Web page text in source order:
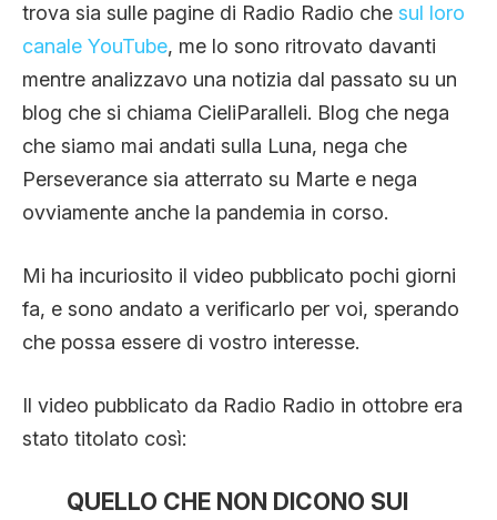
TRUFFE E SOCIAL NETWORK
CLIMA ED ENERGIA
CONTATTI
CHI SIAMO
trova sia sulle pagine di Radio Radio che sul loro
canale YouTube, me lo sono ritrovato davanti
mentre analizzavo una notizia dal passato su un
blog che si chiama CieliParalleli. Blog che nega
che siamo mai andati sulla Luna, nega che
Perseverance sia atterrato su Marte e nega
ovviamente anche la pandemia in corso.
Mi ha incuriosito il video pubblicato pochi giorni
fa, e sono andato a verificarlo per voi, sperando
che possa essere di vostro interesse.
Il video pubblicato da Radio Radio in ottobre era
stato titolato così:
QUELLO CHE NON DICONO SUI